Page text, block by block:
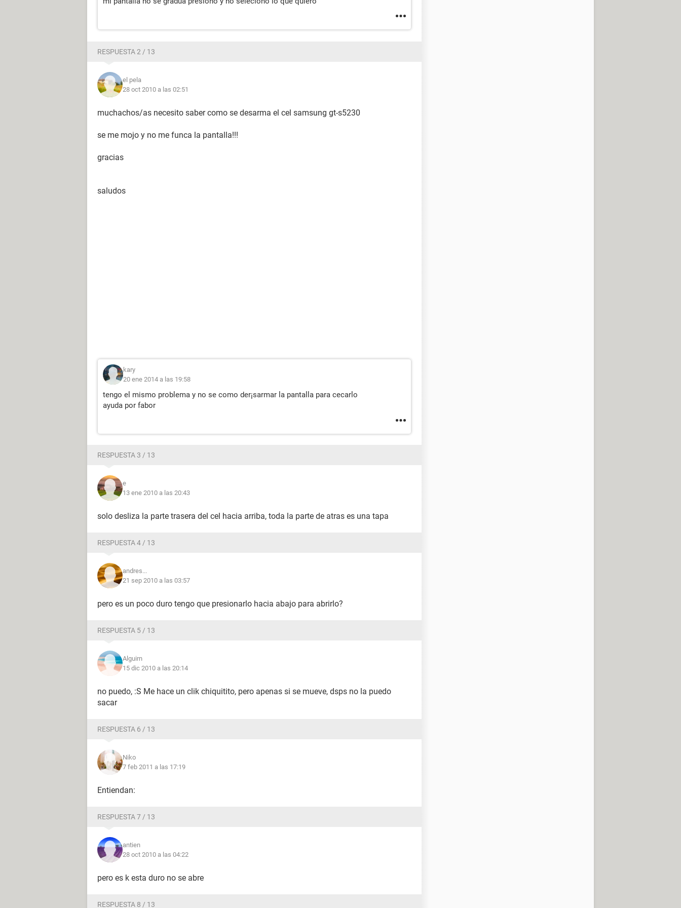
RESPUESTA 2 / 13
el pela
28 oct 2010 a las 02:51
muchachos/as necesito saber como se desarma el cel samsung gt-s5230
se me mojo y no me funca la pantalla!!!
gracias
saludos
kary
20 ene 2014 a las 19:58
tengo el mismo problema y no se como der¡sarmar la pantalla para cecarlo
ayuda por fabor
RESPUESTA 3 / 13
e
13 ene 2010 a las 20:43
solo desliza la parte trasera del cel hacia arriba, toda la parte de atras es una tapa
RESPUESTA 4 / 13
andres...
21 sep 2010 a las 03:57
pero es un poco duro tengo que presionarlo hacia abajo para abrirlo?
RESPUESTA 5 / 13
Alguirn
15 dic 2010 a las 20:14
no puedo, :S Me hace un clik chiquitito, pero apenas si se mueve, dsps no la puedo
sacar
RESPUESTA 6 / 13
Niko
7 feb 2011 a las 17:19
Entiendan:
RESPUESTA 7 / 13
antien
28 oct 2010 a las 04:22
pero es k esta duro no se abre
RESPUESTA 8 / 13